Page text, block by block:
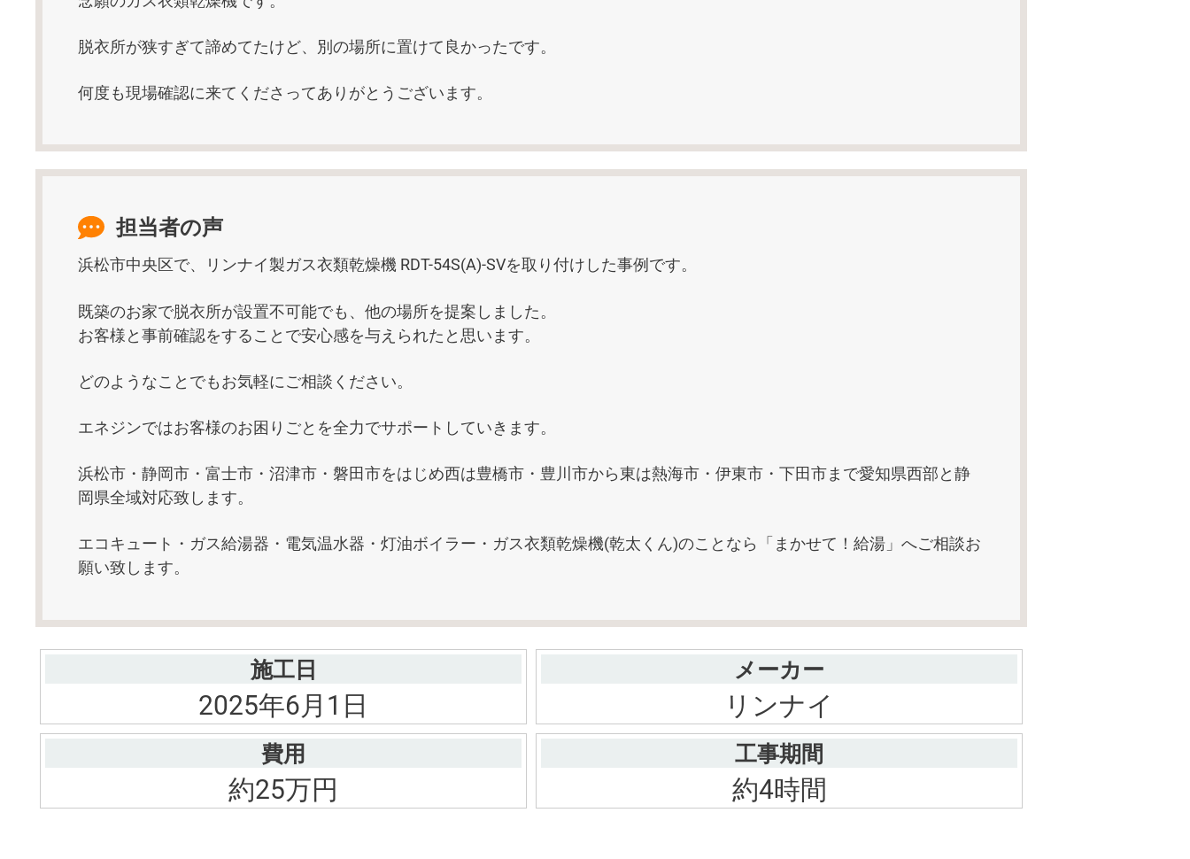
脱衣所が狭すぎて諦めてたけど、別の場所に置けて良かったです。
何度も現場確認に来てくださってありがとうございます。
担当者の声
浜松市中央区で、リンナイ製ガス衣類乾燥機 RDT-54S(A)-SVを取り付けした事例です。
既築のお家で脱衣所が設置不可能でも、他の場所を提案しました。
お客様と事前確認をすることで安心感を与えられたと思います。
どのようなことでもお気軽にご相談ください。
エネジンではお客様のお困りごとを全力でサポートしていきます。
浜松市・静岡市・富士市・沼津市・磐田市をはじめ西は豊橋市・豊川市から東は熱海市・伊東市・下田市まで愛知県西部と静
岡県全域対応致します。
エコキュート・ガス給湯器・電気温水器・灯油ボイラー・ガス衣類乾燥機(乾太くん)のことなら「まかせて！給湯」へご相談お
願い致します。
施工日
2025年6月1日
メーカー
リンナイ
費用
約25万円
工事期間
約4時間